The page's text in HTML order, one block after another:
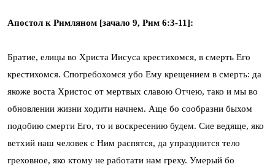
Апостол к Римляном [зачало 9, Рим 6:3-11]:
Братие, елицы во Христа Иисуса крестихомся, в смерть Его
крестихомся. Спогребохомся убо Ему крещением в смерть: да
якоже воста Христос от мертвых славою Отчею, тако и мы во
обновлении жизни ходити начнем. Аще бо сообразни быхом
подобию смерти Его, то и воскресению будем. Сие ведяще, яко
ветхий наш человек с Ним распятся, да упразднится тело
греховное, яко ктому не работати нам греху. Умерый бо